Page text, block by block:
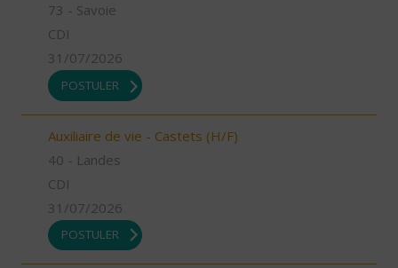
73 - Savoie
CDI
31/07/2026
POSTULER
Auxiliaire de vie - Castets (H/F)
40 - Landes
CDI
31/07/2026
POSTULER